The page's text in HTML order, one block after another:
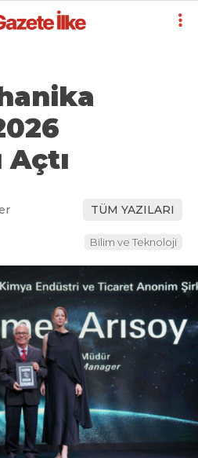
Açtı
TÜM YAZILARI
Bilim ve Teknoloji